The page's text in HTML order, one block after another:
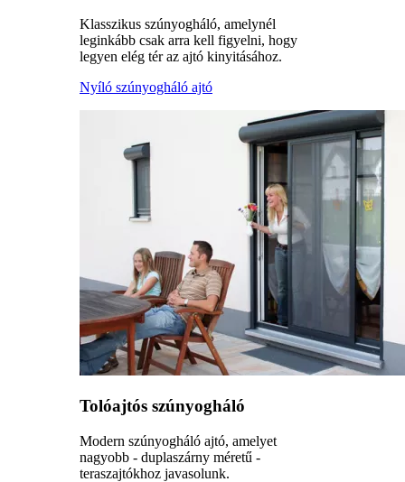
Klasszikus szúnyogháló, amelynél
leginkább csak arra kell figyelni, hogy
legyen elég tér az ajtó kinyitásához.
Nyíló szúnyogháló ajtó
Tolóajtós szúnyogháló
Modern szúnyogháló ajtó, amelyet
nagyobb - duplaszárny méretű -
teraszajtókhoz javasolunk.